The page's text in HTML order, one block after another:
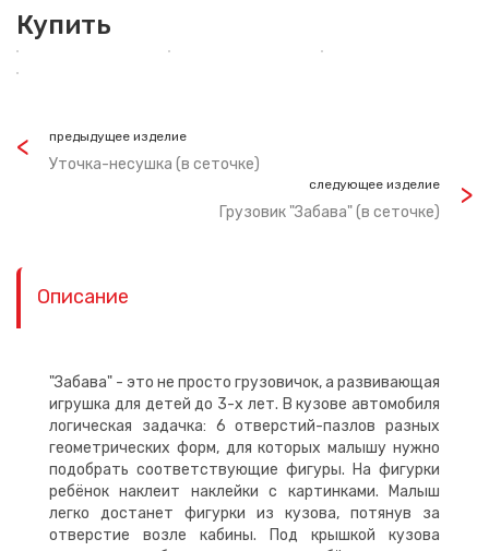
Купить
предыдущее изделие
Уточка-несушка (в сеточке)
следующее изделие
Грузовик "Забава" (в сеточке)
Описание
"Забава" - это не просто грузовичок, а развивающая
игрушка для детей до 3-х лет. В кузове автомобиля
логическая задачка: 6 отверстий-пазлов разных
геометрических форм, для которых малышу нужно
подобрать соответствующие фигуры. На фигурки
ребёнок наклеит наклейки с картинками. Малыш
легко достанет фигурки из кузова, потянув за
отверстие возле кабины. Под крышкой кузова